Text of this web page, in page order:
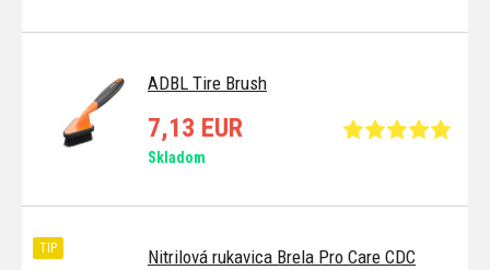
ADBL Tire Brush
7,13 EUR
Skladom
Nitrilová rukavica Brela Pro Care CDC
TIP